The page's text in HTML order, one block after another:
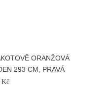
ORANŽOVÁ
293 CM, PRAVÁ
Kč